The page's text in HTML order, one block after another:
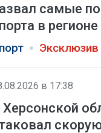
самые
в регионе
Эксклюзив
в 17:38
Херсонской